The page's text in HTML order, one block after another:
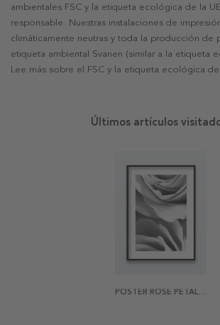
ambientales FSC y la etiqueta ecológica de la
responsable. Nuestras instalaciones de
climáticamente neutras y toda la producción de
etiqueta ambiental Svanen (similar a la etiqueta
Lee más sobre el FSC y la etiqueta ecológica de
Últimos artículos
POSTER ROSE PETALS 1